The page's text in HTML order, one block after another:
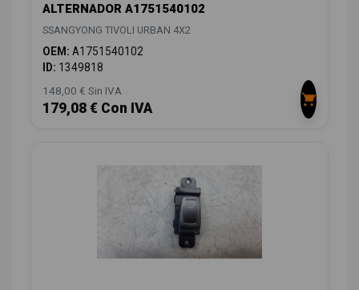
ALTERNADOR A1751540102
SSANGYONG TIVOLI URBAN 4X2
OEM: A1751540102
ID: 1349818
148,00 € Sin IVA
179,08 € Con IVA